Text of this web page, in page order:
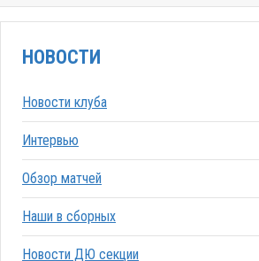
НОВОСТИ
Новости клуба
Интервью
Обзор матчей
Наши в сборных
Новости ДЮ секции